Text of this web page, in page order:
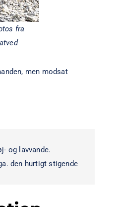
fra
men modsat
og lavvande.
den hurtigt stigende